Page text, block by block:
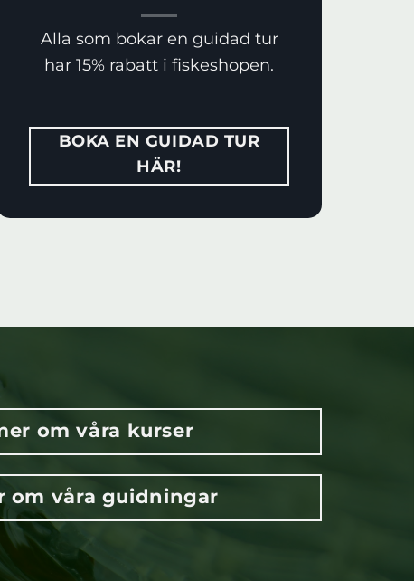
Alla som bokar en guidad tur
har 15% rabatt i fiskeshopen.
BOKA EN GUIDAD TUR
HÄR!
om våra kurser
om våra guidningar